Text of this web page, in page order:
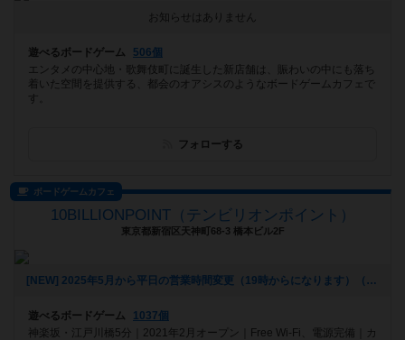
お知らせはありません
遊べるボードゲーム
506個
エンタメの中心地・歌舞伎町に誕生した新店舗は、賑わいの中にも落ち
着いた空間を提供する、都会のオアシスのようなボードゲームカフェで
す。
フォローする
ボードゲームカフェ
10BILLIONPOINT（テンビリオンポイント）
東京都新宿区天神町68-3 橋本ビル2F
[NEW] 2025年5月から平日の営業時間変更（19時からになります）（2025年06月20日 16時25分）
遊べるボードゲーム
1037個
神楽坂・江戸川橋5分｜2021年2月オープン｜Free Wi-Fi、電源完備｜カ